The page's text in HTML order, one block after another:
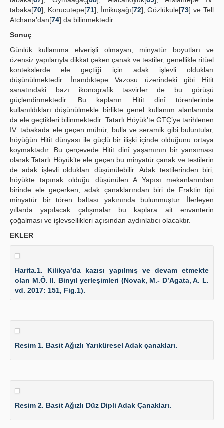
tabaka[70], Korucutepe[71], İmikuşağı[72], Gözlükule[73] ve Tell
Atchana’dan[74] da bilinmektedir.
Sonuç
Günlük kullanıma elverişli olmayan, minyatür boyutları ve
özensiz yapılarıyla dikkat çeken çanak ve testiler, genellikle ritüel
kontekslerde ele geçtiği için adak işlevli oldukları
düşünülmektedir. İnandıktepe Vazosu üzerindeki gibi Hitit
sanatındaki bazı ikonografik tasvirler de bu görüşü
güçlendirmektedir. Bu kapların Hitit dinî törenlerinde
kullanıldıkları düşünülmekle birlikte genel kullanım alanlarında
da ele geçtikleri bilinmektedir. Tatarlı Höyük’te GTÇ’ye tarihlenen
IV. tabakada ele geçen mühür, bulla ve seramik gibi buluntular,
höyüğün Hitit dünyası ile güçlü bir ilişki içinde olduğunu ortaya
koymaktadır. Bu çerçevede Hitit dinî yaşamının bir yansıması
olarak Tatarlı Höyük’te ele geçen bu minyatür çanak ve testilerin
de adak işlevli oldukları düşünülebilir. Adak testilerinden biri,
höyükte tapınak olduğu düşünülen A Yapısı mekanlarından
birinde ele geçerken, adak çanaklarından biri de Fraktin tipi
minyatür bir tören baltası yakınında bulunmuştur. İlerleyen
yıllarda yapılacak çalışmalar bu kaplara ait envanterin
çoğalması ve işlevsellikleri açısından aydınlatıcı olacaktır.
EKLER
Harita.1. Kilikya’da kazısı yapılmış ve devam etmekte
olan M.Ö. II. Binyıl yerleşimleri (Novak, M.- D’Agata, A. L.
vd. 2017: 151, Fig.1).
Resim 1. Basit Ağızlı Yarıküresel Adak çanakları.
Resim 2. Basit Ağızlı Düz Dipli Adak Çanakları.